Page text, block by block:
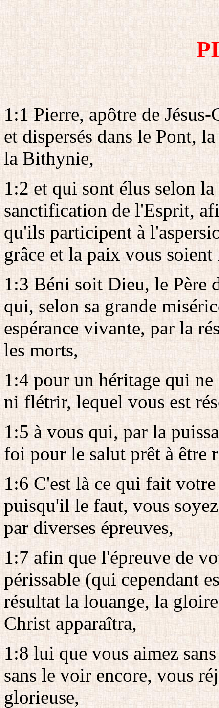
1:1 Pierre, apôtre de
et dispersés dans le Pont,
la Bithynie,
1:2 et qui sont élus selon
sanctification de l'Esprit,
qu'ils participent à
grâce et la paix vous
1:3 Béni soit Dieu, le Père
qui, selon sa grande
espérance vivante, par la
les morts,
1:4 pour un héritage qui
ni flétrir, lequel vous est
1:5 à vous qui, par la
foi pour le salut prêt à être
1:6 C'est là ce qui fait
puisqu'il le faut, vous
par diverses épreuves,
1:7 afin que l'épreuve de
périssable (qui cependant
résultat la louange, la
Christ apparaîtra,
1:8 lui que vous aimez
sans le voir encore, vous
glorieuse,